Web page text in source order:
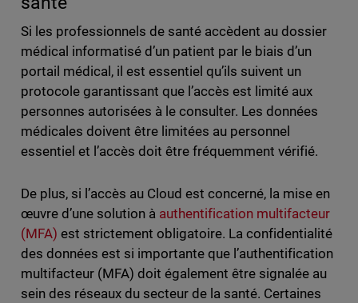
Si les professionnels de santé accèdent au dossier
médical informatisé d’un patient par le biais d’un
portail médical, il est essentiel qu’ils suivent un
protocole garantissant que l’accès est limité aux
personnes autorisées à le consulter. Les données
médicales doivent être limitées au personnel
essentiel et l’accès doit être fréquemment vérifié.
De plus, si l’accès au Cloud est concerné, la mise en
œuvre d’une solution à authentification multifacteur
(MFA) est strictement obligatoire. La confidentialité
des données est si importante que l’authentification
multifacteur (MFA) doit également être signalée au
sein des réseaux du secteur de la santé. Certaines